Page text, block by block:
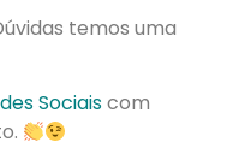
temos uma
Sociaiscom